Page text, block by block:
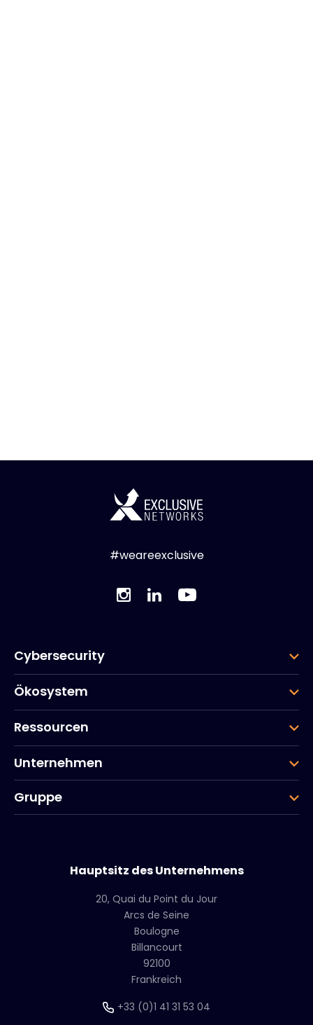
#weareexclusive
Cybersecurity
Ökosystem
Ressourcen
Unternehmen
Gruppe
Hauptsitz des Unternehmens
20, Quai du Point du Jour
Arcs de Seine
Boulogne
Billancourt
92100
Frankreich
+33 (0)1 41 31 53 04